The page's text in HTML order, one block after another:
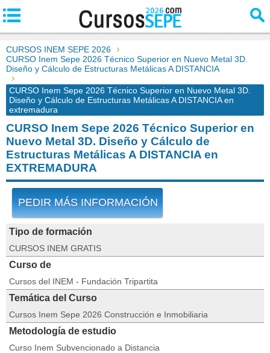
CURSOS INEM SEPE 2026
CURSO Inem Sepe 2026 Técnico Superior en Nuevo Metal 3D.
Diseño y Cálculo de Estructuras Metálicas A DISTANCIA
CURSO Inem Sepe 2026 Técnico Superior en Nuevo Metal 3D.
Diseño y Cálculo de Estructuras Metálicas A DISTANCIA en
extremadura
CURSO Inem Sepe 2026 Técnico Superior en
Nuevo Metal 3D. Diseño y Cálculo de
Estructuras Metálicas A DISTANCIA en
EXTREMADURA
PEDIR MÁS INFORMACIÓN
Tipo de formación
CURSOS INEM GRATIS
Curso de
Cursos del INEM - Fundación Tripartita
Temática del Curso
Cursos Inem Sepe 2026 Construcción e Inmobiliaria
Metodología de estudio
Curso Inem Subvencionado a Distancia